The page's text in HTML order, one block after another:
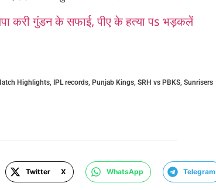
करी गुंडन के सफाई, पीए के हत्या पs भड़कलें
Highlights, IPL records, Punjab Kings, SRH vs PBKS, Sunrisers
Twitter X WhatsApp Telegram